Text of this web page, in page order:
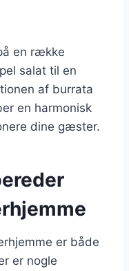
en række
salat til en
af burrata
en harmonisk
dine gæster.
er både
er nogle